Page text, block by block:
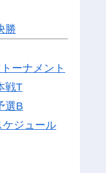
勝
ーナメント
戦T
選B
ジュール